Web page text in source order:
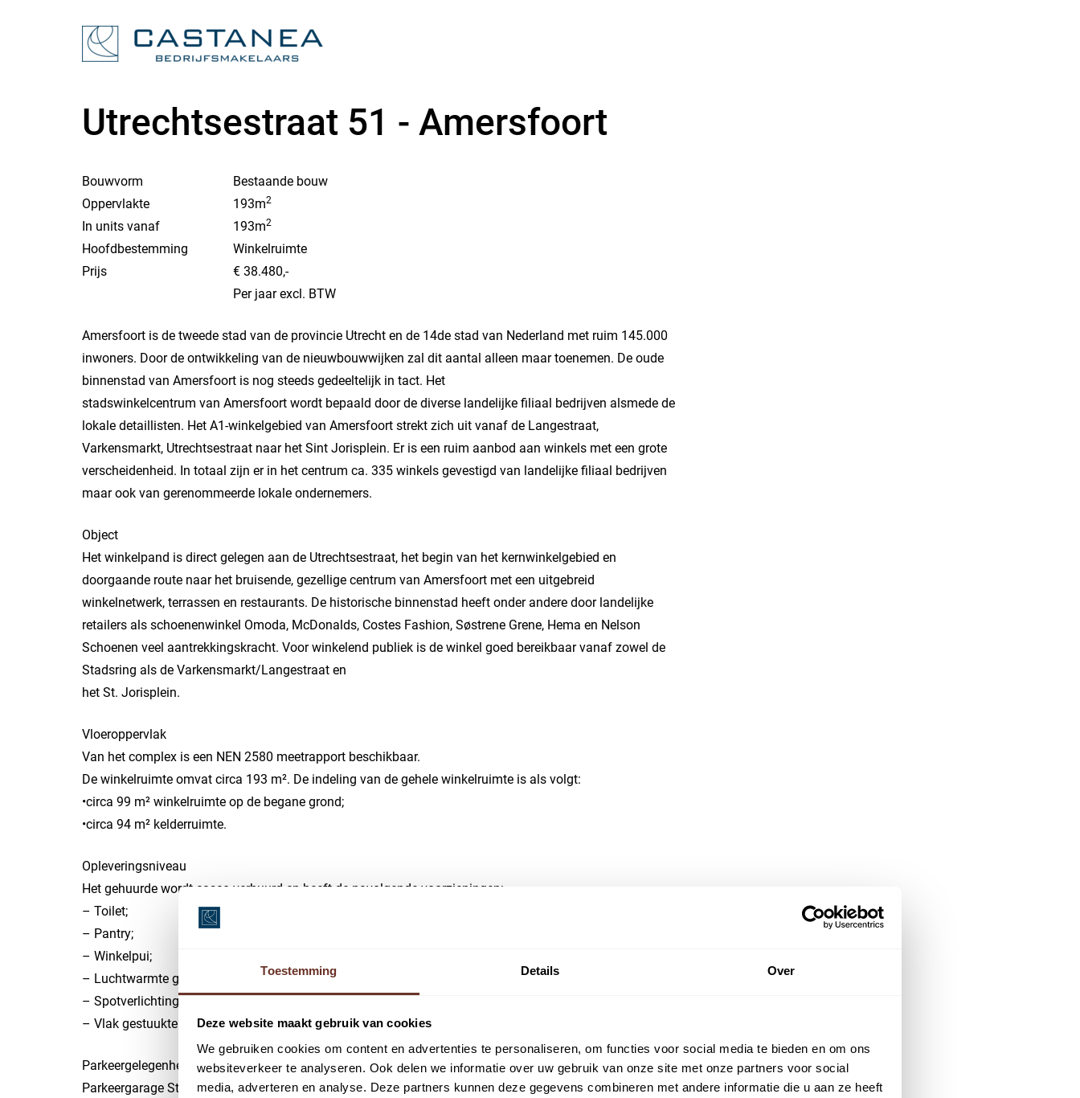
Toestemming Details Over
Deze website maakt gebruik van cookies
We gebruiken cookies om content en advertenties te personaliseren, om functies voor social media te bieden en om ons
websiteverkeer te analyseren. Ook delen we informatie over uw gebruik van onze site met onze partners voor social
media, adverteren en analyse. Deze partners kunnen deze gegevens combineren met andere informatie die u aan ze heeft
Utrechtsestraat 51 - Amersfoort
Bouwvorm
Bestaande bouw
Oppervlakte
193m2
In units vanaf 193m2
Hoofdbestemming
Winkelruimte
Prijs
€ 38.480,-
Per jaar excl. BTW
Amersfoort is de tweede stad van de provincie Utrecht en de 14de stad van Nederland met ruim 145.000
inwoners. Door de ontwikkeling van de nieuwbouwwijken zal dit aantal alleen maar toenemen. De oude
binnenstad van Amersfoort is nog steeds gedeeltelijk in tact. Het
stadswinkelcentrum van Amersfoort wordt bepaald door de diverse landelijke filiaal bedrijven alsmede de
lokale detaillisten. Het A1-winkelgebied van Amersfoort strekt zich uit vanaf de Langestraat,
Varkensmarkt, Utrechtsestraat naar het Sint Jorisplein. Er is een ruim aanbod aan winkels met een grote
verscheidenheid. In totaal zijn er in het centrum ca. 335 winkels gevestigd van landelijke filiaal bedrijven
maar ook van gerenommeerde lokale ondernemers.
Object
Het winkelpand is direct gelegen aan de Utrechtsestraat, het begin van het kernwinkelgebied en
doorgaande route naar het bruisende, gezellige centrum van Amersfoort met een uitgebreid
winkelnetwerk, terrassen en restaurants. De historische binnenstad heeft onder andere door landelijke
retailers als schoenenwinkel Omoda, McDonalds, Costes Fashion, Søstrene Grene, Hema en Nelson
Schoenen veel aantrekkingskracht. Voor winkelend publiek is de winkel goed bereikbaar vanaf zowel de
Stadsring als de Varkensmarkt/Langestraat en
het St. Jorisplein.
Vloeroppervlak
Van het complex is een NEN 2580 meetrapport beschikbaar.
De winkelruimte omvat circa 193 m². De indeling van de gehele winkelruimte is als volgt:
•circa 99 m² winkelruimte op de begane grond;
•circa 94 m² kelderruimte.
Opleveringsniveau
Het gehuurde wordt casco verhuurd en heeft de navolgende voorzieningen:
– Toilet;
– Pantry;
– Winkelpui;
– Luchtwarmte gordijn boven de entree;
– Spotverlichting met rail;
– Vlak gestuukte wanden en plafonds.
Parkeergelegenheid
Parkeergarage St. Jorisplein en diverse andere parkeergelegenheden zijn vlakbij gelegen.